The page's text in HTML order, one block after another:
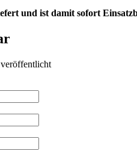
und ist damit sofort